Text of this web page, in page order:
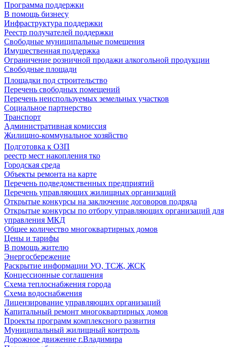
Программа поддержки
В помощь бизнесу
Инфраструктура поддержки
Реестр получателей поддержки
Свободные муниципальные помещения
Имущественная поддержка
Ограничение розничной продажи алкогольной продукции
Свободные площади
Площадки под строительство
Перечень свободных помещений
Перечень неиспользуемых земельных участков
Социальное партнерство
Транспорт
Административная комиссия
Жилищно-коммунальное хозяйство
Подготовка к ОЗП
реестр мест накопления тко
Городская среда
Объекты ремонта на карте
Перечень подведомственных предприятий
Перечень управляющих жилищных организаций
Открытые конкурсы на заключение договоров подряда
Открытые конкурсы по отбору управляющих организаций для
управления МКД
Общее количество многоквартирных домов
Цены и тарифы
В помощь жителю
Энергосбережение
Раскрытие информации УО, ТСЖ, ЖСК
Концессионные соглашения
Схема теплоснабжения города
Схема водоснабжения
Лицензирование управляющих организаций
Капитальный ремонт многоквартирных домов
Проекты программ комплексного развития
Муниципальный жилищный контроль
Дорожное движение г.Владимира